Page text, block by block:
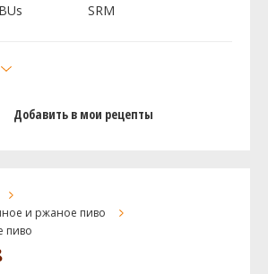
Добавить в мои рецепты
SRM
Ale
(East Kent Golding)
и ржаное пиво
пиво